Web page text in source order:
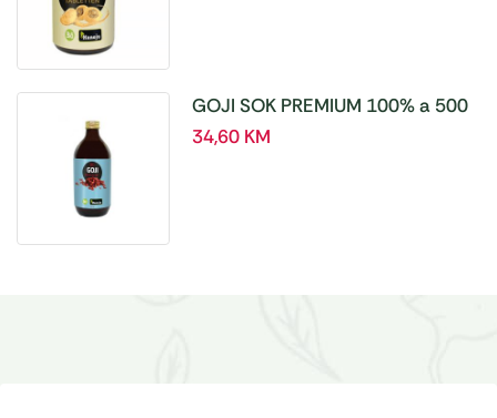
GOJI SOK PREMIUM 100% a 500
ml
34,60 KM